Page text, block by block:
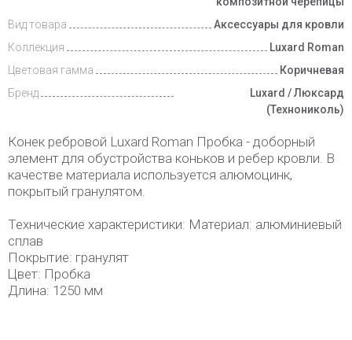
Вид товара
Аксессуары для кровли
Коллекция
Luxard Roman
Цветовая гамма
Коричневая
Бренд
Luxard / Люксард
(Технониколь)
Конек ребровой Luxard Roman Пробка - доборный
элемент для обустройства коньков и ребер кровли. В
качестве материала используется алюмоцинк,
покрытый гранулятом.
Технические характеристики: Материал: алюминиевый
сплав
Покрытие: гранулят
Цвет: Пробка
Длина: 1250 мм